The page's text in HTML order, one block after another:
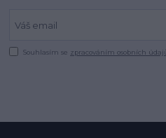
Souhlasím se zpracováním osobních údajů